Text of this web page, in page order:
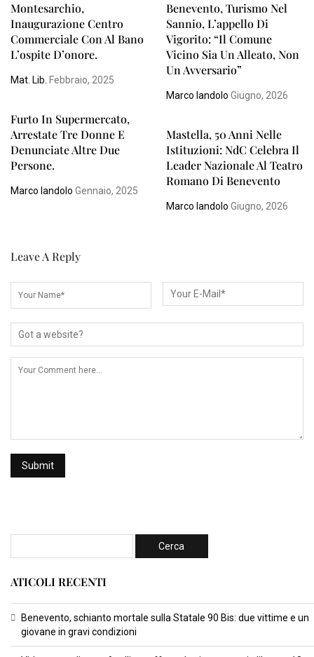
Montesarchio,
Inaugurazione Centro
Commerciale Con Al Bano
L’ospite D’onore.
Mat. Lib. Febbraio, 2025
Benevento, Turismo Nel
Sannio, L’appello Di
Vigorito: “Il Comune
Vicino Sia Un Alleato, Non
Un Avversario”
Marco Iandolo Giugno, 2026
Furto In Supermercato,
Arrestate Tre Donne E
Denunciate Altre Due
Persone.
Marco Iandolo Gennaio, 2025
Mastella, 50 Anni Nelle
Istituzioni: NdC Celebra Il
Leader Nazionale Al Teatro
Romano Di Benevento
Marco Iandolo Giugno, 2026
Leave A Reply
ATICOLI RECENTI
Benevento, schianto mortale sulla Statale 90 Bis: due vittime e un
giovane in gravi condizioni